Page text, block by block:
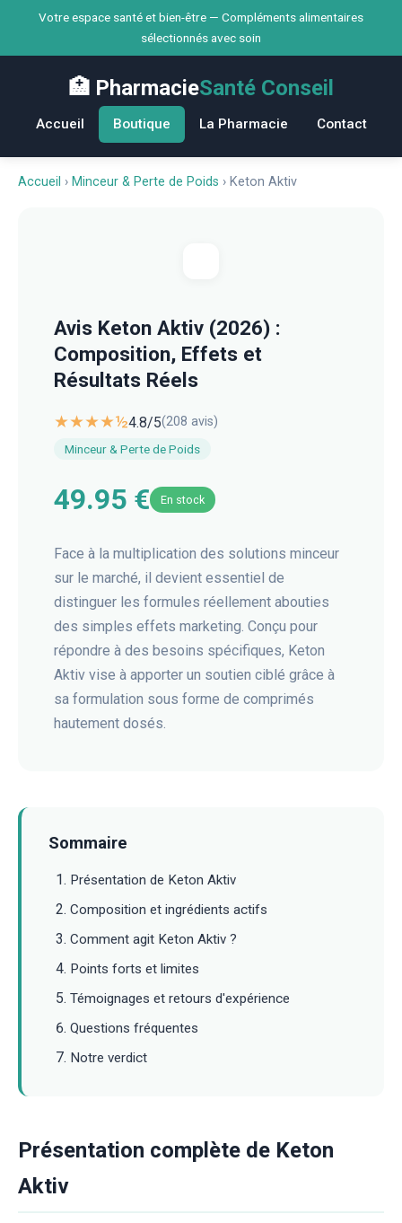
Votre espace santé et bien-être — Compléments alimentaires
sélectionnés avec soin
🏥 PharmacieSanté Conseil
Accueil Boutique La Pharmacie Contact
Accueil › Minceur & Perte de Poids › Keton Aktiv
Avis Keton Aktiv (2026) :
Composition, Effets et
Résultats Réels
★★★★½4.8/5(208 avis)
Minceur & Perte de Poids
49.95 € En stock
Face à la multiplication des solutions minceur
sur le marché, il devient essentiel de
distinguer les formules réellement abouties
des simples effets marketing. Conçu pour
répondre à des besoins spécifiques, Keton
Aktiv vise à apporter un soutien ciblé grâce à
sa formulation sous forme de comprimés
hautement dosés.
Sommaire
Présentation de Keton Aktiv
Composition et ingrédients actifs
Comment agit Keton Aktiv ?
Points forts et limites
Témoignages et retours d'expérience
Questions fréquentes
Notre verdict
Présentation complète de Keton
Aktiv